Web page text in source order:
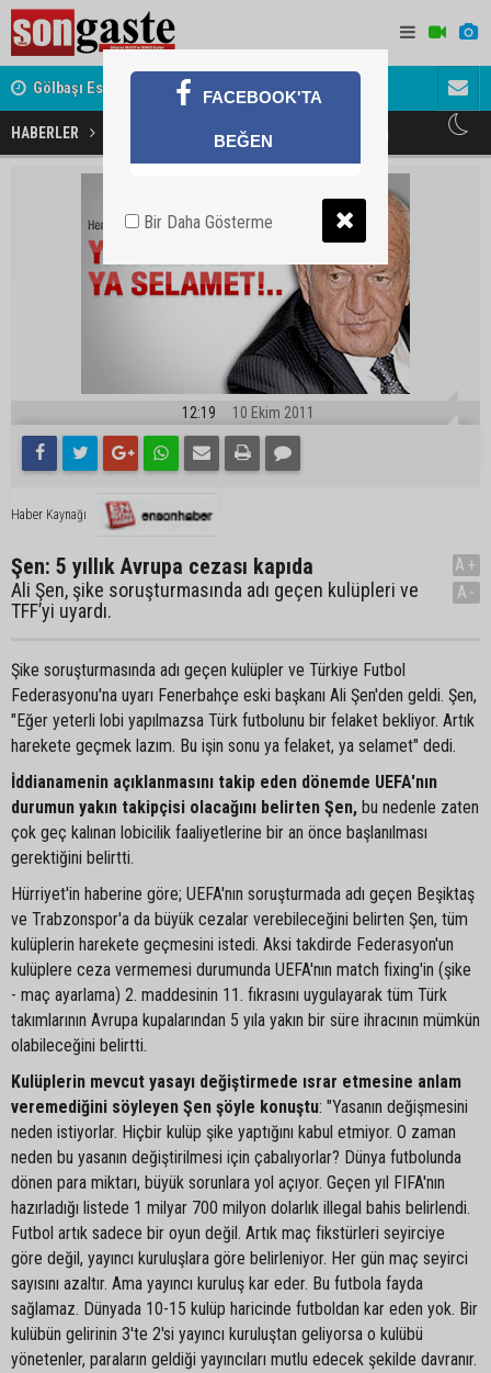
Gölbaşı Esnafının Sesi Ankara Kalkınma Ajansı'nda Avukat
akını
HABERLER Şen: 5 yıllık Avrupa cezası kapıda
12:19 10 Ekim 2011
Haber Kaynağı
Şen: 5 yıllık Avrupa cezası kapıda
Ali Şen, şike soruşturmasında adı geçen kulüpleri ve
TFF’yi uyardı.
A+
A-
Şike soruşturmasında adı geçen kulüpler ve Türkiye Futbol
Federasyonu'na uyarı Fenerbahçe eski başkanı Ali Şen'den geldi. Şen,
"Eğer yeterli lobi yapılmazsa Türk futbolunu bir felaket bekliyor. Artık
harekete geçmek lazım. Bu işin sonu ya felaket, ya selamet" dedi.
İddianamenin açıklanmasını takip eden dönemde UEFA'nın
durumun yakın takipçisi olacağını belirten Şen, bu nedenle zaten
çok geç kalınan lobicilik faaliyetlerine bir an önce başlanılması
gerektiğini belirtti.
Hürriyet'in haberine göre; UEFA'nın soruşturmada adı geçen Beşiktaş
ve Trabzonspor'a da büyük cezalar verebileceğini belirten Şen, tüm
kulüplerin harekete geçmesini istedi. Aksi takdirde Federasyon'un
kulüplere ceza vermemesi durumunda UEFA'nın match fixing'in (şike
- maç ayarlama) 2. maddesinin 11. fıkrasını uygulayarak tüm Türk
takımlarının Avrupa kupalarından 5 yıla yakın bir süre ihracının mümkün
olabileceğini belirtti.
Kulüplerin mevcut yasayı değiştirmede ısrar etmesine anlam
veremediğini söyleyen Şen şöyle konuştu: "Yasanın değişmesini
neden istiyorlar. Hiçbir kulüp şike yaptığını kabul etmiyor. O zaman
neden bu yasanın değiştirilmesi için çabalıyorlar? Dünya futbolunda
dönen para miktarı, büyük sorunlara yol açıyor. Geçen yıl FIFA'nın
hazırladığı listede 1 milyar 700 milyon dolarlık illegal bahis belirlendi.
Futbol artık sadece bir oyun değil. Artık maç fikstürleri seyirciye
göre değil, yayıncı kuruluşlara göre belirleniyor. Her gün maç seyirci
sayısını azaltır. Ama yayıncı kuruluş kar eder. Bu futbola fayda
sağlamaz. Dünyada 10-15 kulüp haricinde futboldan kar eden yok. Bir
kulübün gelirinin 3'te 2'si yayıncı kuruluştan geliyorsa o kulübü
yönetenler, paraların geldiği yayıncıları mutlu edecek şekilde davranır.
FACEBOOK'TA
BEĞEN
Bir Daha Gösterme